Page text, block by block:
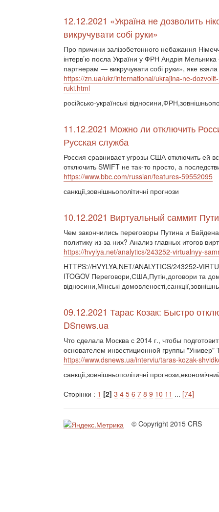
12.12.2021 «Україна не дозволить
викручувати собі руки»
Про причини залізобетонного небажання
інтерв’ю посла України у ФРН Андрія
партнерам — викручувати собі руки», яке
https://zn.ua/ukr/international/ukrajina-ne-
ruki.html
російсько-українські
11.12.2021 Можно ли отключить
Русская служба
Россия сравнивает угрозы США отключить ей
отключить SWIFT не так-то просто, а
https://www.bbc.com/russian/features-59552095
санкції,зовнішньополітичні прогнози
10.12.2021 Виртуальный саммит
Чем закончились переговоры Путина и
политику из-за них? Анализ главных итогов
https://hvylya.net/analytics/243252-virtualnyy-
HTTPS://HVYLYA,NET/ANALYTICS/243252-
ITOGOV Переговори,США,Путін,договори та
відносини,Мінські
09.12.2021 Тарас Козак: Быстро
DSnews.ua
Что сделала Москва с 2014 г., чтобы
основателем инвестиционной группы "Универ"
https://www.dsnews.ua/interviu/taras-kozak-
санкції,зовнішньополітичні
Сторінки : 1 [2] 3 4 5 6 7 8 9 10 11 ... [74]
© Copyright 2015 CRS